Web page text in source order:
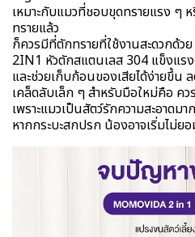
เหมาะกับแมวที่ชอบขุดทรายแรง ๆ
ทรายแล้ว
ก็ควรมีที่ตักทรายที่ใช้งานสะดวกด้
2IN1 หัวตักสแตนเลส 304 แข็งแร
และช่วยเก็บก้อนของเสียได้ง่ายขึ้น
เคล็ดลับเล็ก ๆ สำหรับมือใหม่คือ คว
เพราะแมวเป็นสัตว์รักความสะอาดมาก
หากกระบะสกปรก น้องอาจเริ่มไม่ยอ